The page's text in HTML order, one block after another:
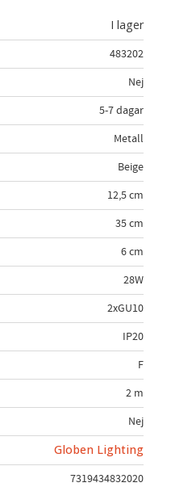
I lager
483202
Nej
5-7 dagar
Metall
Beige
12,5 cm
35 cm
6 cm
28W
2xGU10
IP20
F
2 m
Nej
Globen Lighting
7319434832020